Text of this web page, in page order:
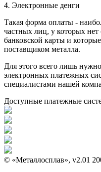
4. Электронные денги
Такая форма оплаты -
частных лиц, у которых нет
банковской карты и
поставщиком металла.
Для этого всего лишь
электронных платежных
специалистами нашей
Доступные платежные
© «Металлосплав», v2.01